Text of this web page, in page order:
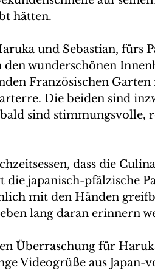
hätten.
und Sebastian, fürs
den wunderschönen
Französischen
Die beiden sind
sind stimmungsvolle,
dass die
die japanisch-pfälzische
mit den Händen
lang daran erinnern
Überraschung für
Videogrüße aus Japan-